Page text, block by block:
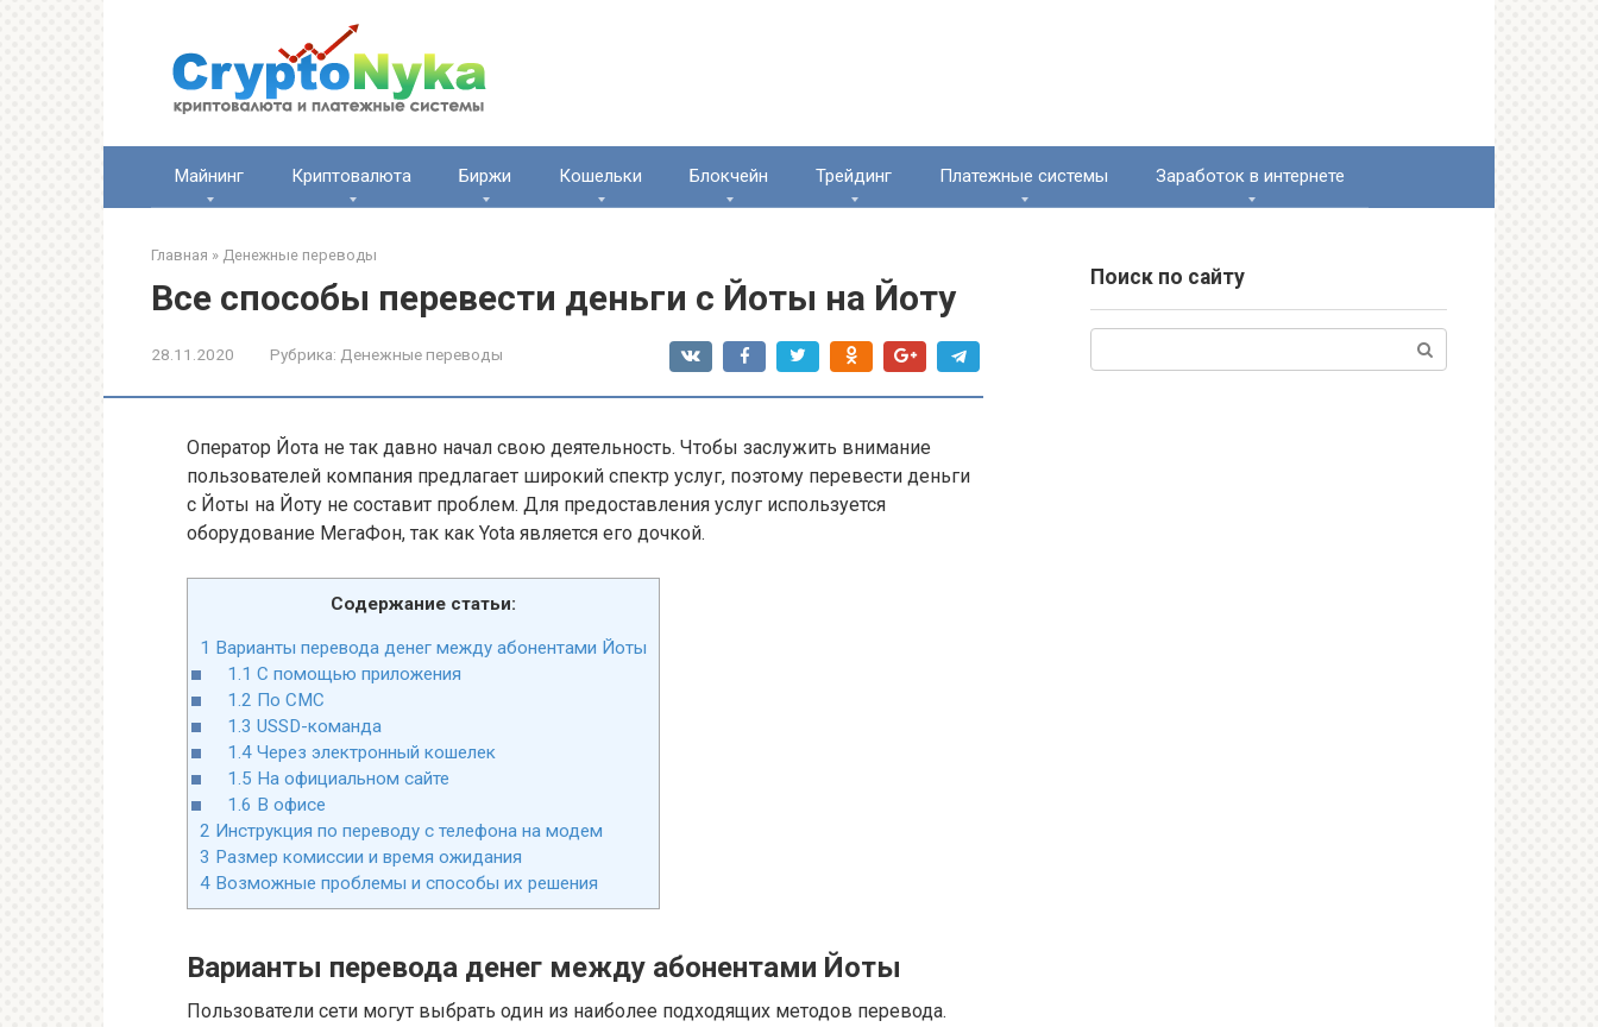
Майнинг Криптовалюта Биржи Кошельки Блокчейн Трейдинг Платежные системы Заработок в интернете
Главная » Денежные переводы
Все способы перевести деньги с Йоты на Йоту
28.11.2020 Рубрика: Денежные переводы
Оператор Йота не так давно начал свою деятельность. Чтобы заслужить внимание
пользователей компания предлагает широкий спектр услуг, поэтому перевести деньги
с Йоты на Йоту не составит проблем. Для предоставления услуг используется
оборудование МегаФон, так как Yota является его дочкой.
Содержание статьи:
1 Варианты перевода денег между абонентами Йоты
1.1 С помощью приложения
1.2 По СМС
1.3 USSD-команда
1.4Через электронный кошелек
1.5 На официальном сайте
1.6 В офисе
2 Инструкция по переводу с телефона на модем
3 Размер комиссии и время ожидания
4 Возможные проблемы и способы их решения
Варианты перевода денег между абонентами Йоты
Пользователи сети могут выбрать один из наиболее подходящих методов перевода.
Поиск по сайту